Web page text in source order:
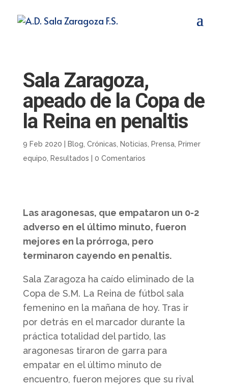
Sala Zaragoza,
apeado de la Copa de
la Reina en penaltis
9 Feb 2020 Blog Crónicas Noticias Prensa, Primer
equipo
Resultados 0 Comentarios
Las aragonesas, que empataron un 0-2
adverso en el último minuto, fueron
mejores en la prórroga, pero
terminaron cayendo en penaltis.
Sala Zaragoza ha caído eliminado de la
Copa de S.M. La Reina de fútbol sala
femenino en la mañana de hoy. Tras ir
por detrás en el marcador durante la
práctica totalidad del partido, las
aragonesas tiraron de garra para
empatar en el último minuto de
encuentro, fueron mejores que su rival